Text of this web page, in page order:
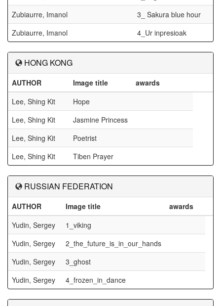
Zubiaurre, Imanol
3_ Sakura blue hour
Zubiaurre, Imanol
4_Ur inpresioak
HONG KONG
AUTHOR Image title
awards
Lee, Shing Kit
Hope
Lee, Shing Kit
Jasmine Princess
Lee, Shing Kit
Poetrist
Lee, Shing Kit
Tiben Prayer
RUSSIAN FEDERATION
AUTHOR Image title
awards
Yudin, Sergey
1_viking
Yudin, Sergey
2_the_future_is_in_our_hands
Yudin, Sergey
3_ghost
Yudin, Sergey
4_frozen_in_dance